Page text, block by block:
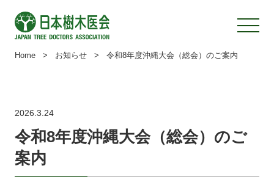
Home > お知らせ > 令和8年度沖縄大会（総会）のご案内
2026.3.24
令和8年度沖縄大会（総会）のご
案内